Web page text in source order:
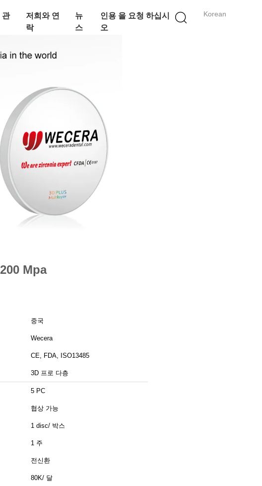
Korean
관
저희와 연
락
뉴
스
인용 을 요청 하십시
오
Mpa
중국
Wecera
CE, FDA, ISO13485
3D 프로 다층
5 PC
협상 가능
1 disc/ 박스
1 주
전신환
80K/ 달